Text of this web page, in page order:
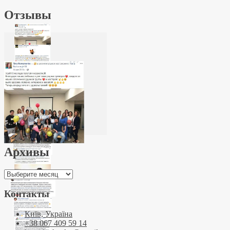
Отзывы
Архивы
Архивы
Контакты
Київ, Україна
+38 067 409 59 14